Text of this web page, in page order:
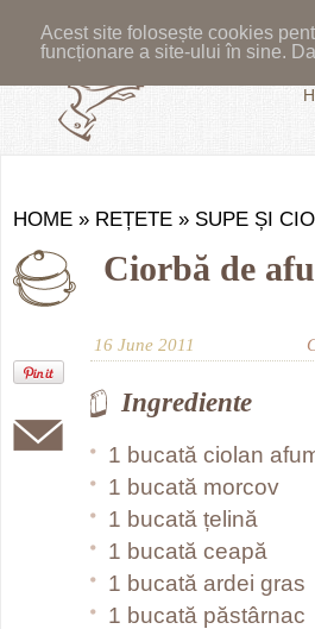
Acest site folosește cookies
funcționare a site-ului în sine.
HOME » REȚETE » SUPE ȘI
Ciorbă de
16 June 2011
Ingrediente
1 bucată ciolan
1 bucată morcov
1 bucată țelină
1 bucată ceapă
1 bucată ardei gras
1 bucată păstârnac